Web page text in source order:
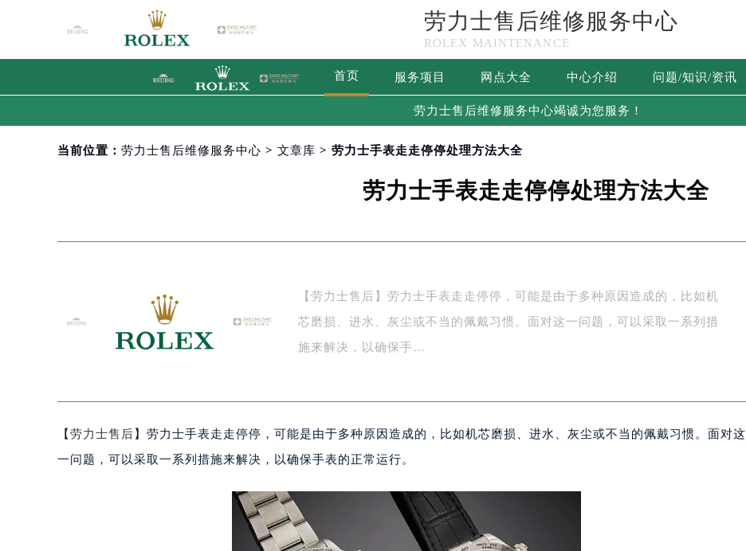
劳力士售后维修服务中心
ROLEX MAINTENANCE
首页 服务项目 网点大全 中心介绍 问题/知识/资讯
劳力士售后维修服务中心竭诚为您服务！
当前位置： 劳力士售后维修服务中心 > 文章库 > 劳力士手表走走停停处理方法大全
劳力士手表走走停停处理方法大全
【劳力士售后】劳力士手表走走停停，可能是由于多种原因造成的，比如机
芯磨损、进水、灰尘或不当的佩戴习惯。面对这一问题，可以采取一系列措
施来解决，以确保手…
【 劳力士售后 】劳力士手表走走停停，可能是由于多种原因造成的，比如机芯磨损、进水、灰尘或不当的佩戴习惯。面对这
一问题，可以采取一系列措施来解决，以确保手表的正常运行。